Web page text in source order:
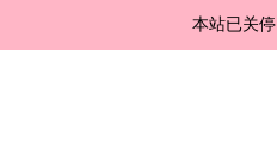
本站已关